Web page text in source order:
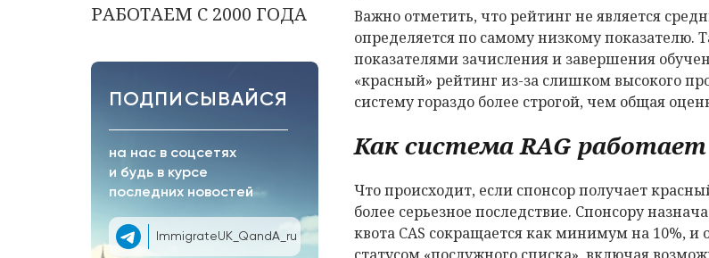
РАБОТАЕМ С 2000 ГОДА
ПОДПИСЫВАЙСЯ
на нас в соцсетях
и будь в курсе
последних новостей
ImmigrateUK_QandA_ru
Важно отметить, что рейтинг не является
определяется по самому низкому
показателями зачисления и завершения
«красный» рейтинг из-за слишком высокого
систему гораздо более строгой, чем общая
Как система RAG
Что происходит, если спонсор получает
более серьезное последствие. Спонсору
квота CAS сокращается как минимум на 10%,